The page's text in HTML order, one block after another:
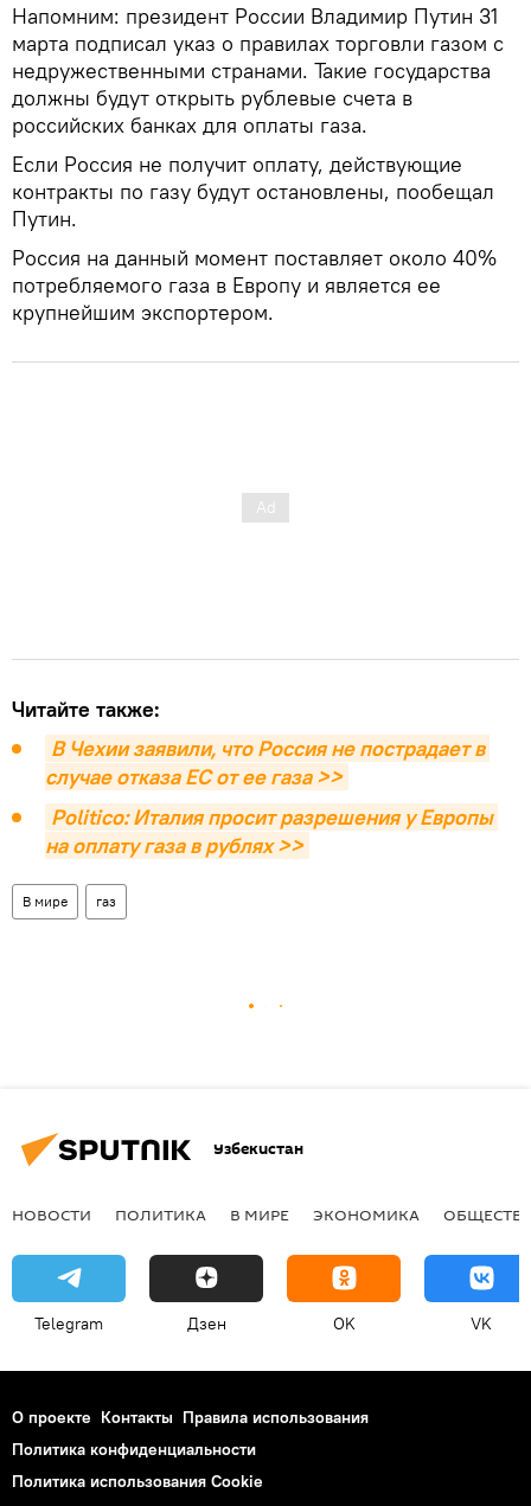
Напомним: президент России Владимир Путин 31
марта подписал указ о правилах торговли газом с
недружественными странами. Такие государства
должны будут открыть рублевые счета в
российских банках для оплаты газа.
Если Россия не получит оплату, действующие
контракты по газу будут остановлены, пообещал
Путин.
Россия на данный момент поставляет около 40%
потребляемого газа в Европу и является ее
крупнейшим экспортером.
Читайте также:
В Чехии заявили, что Россия не пострадает в
случае отказа ЕС от ее газа >>
Politico: Италия просит разрешения у Европы
на оплату газа в рублях >>
В мире газ
Узбекистан
НОВОСТИ ПОЛИТИКА В МИРЕ ЭКОНОМИКА
Telegram Дзен OK VK
О проекте Контакты Правила использования
Политика конфиденциальности
Политика использования Cookie